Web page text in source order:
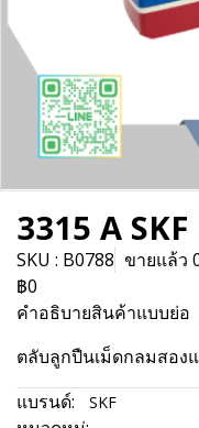
3315 A SKF
SKU : B0788 ขายแล้ว
฿0
คำอธิบายสินค้าแบบย่อ
ตลับลูกปืนเม็ดกลมสอง
แบรนด์:
SKF